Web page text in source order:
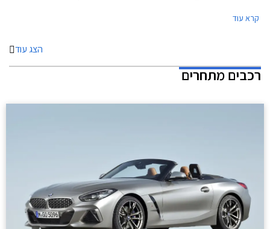
מתקיים גם מעבר לאותם ימי מכירה הרי שימי המכירה המיוחדים מאבדים
קרא עוד
הצג עוד
רכבים מתחרים